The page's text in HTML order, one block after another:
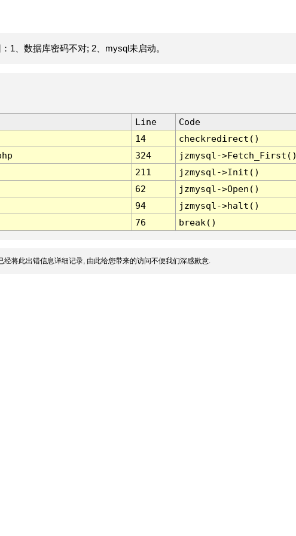
1、数据库密码不对; 2、mysql未启动。
Line
Code
14
checkredirect()
324
jzmysql-
211
jzmysql->Init()
62
jzmysql->Open()
94
jzmysql->halt()
76 break()
经将此出错信息详细记录, 由此给您带来的访问不便我们深感歉意.